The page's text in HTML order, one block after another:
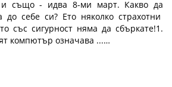
и също - идва 8-ми март. Какво да
до себе си? Ето няколко страхотни
със сигурност няма да сбъркате!1.
компютър означава ...…